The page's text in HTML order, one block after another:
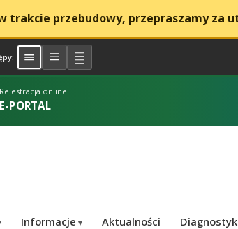
trakcie przebudowy, przepraszamy za
białymNormalne odstępy
Zwiększone odstępy
Duże odstępy
Rejestracja online
E-PORTAL
(otwiera się w nowej karcie)
Informacje Aktualności